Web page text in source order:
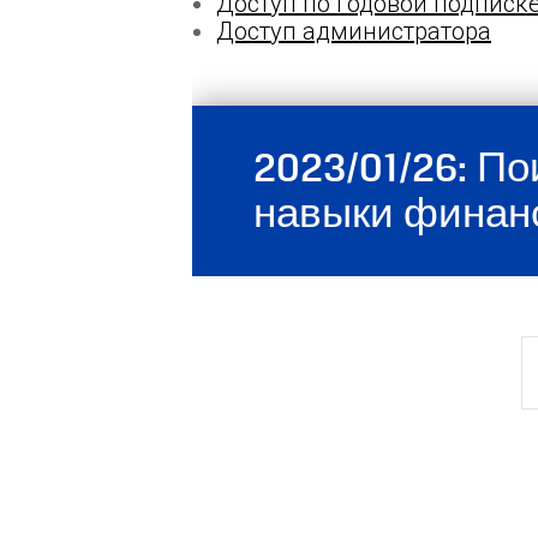
Доступ администратора